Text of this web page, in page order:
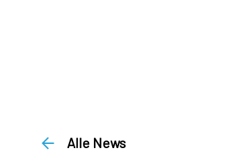
Alle News